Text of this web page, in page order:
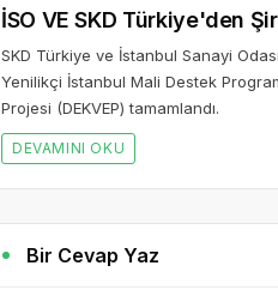
İSO VE SKD Türkiye'den
SKD Türkiye ve İstanbul Sanayi
Yenilikçi İstanbul Mali Destek
Projesi (DEKVEP) tamamlandı.
DEVAMINI OKU
Bir Cevap Yaz